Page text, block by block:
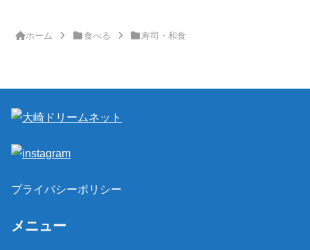
ホーム 食べる 寿司・和食
プライバシーポリシー
メニュー